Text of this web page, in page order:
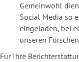
Gemeinwohl
Social Media so
eingeladen, bei
unseren
Für Ihre